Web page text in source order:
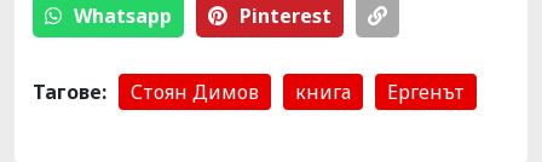
Whatsapp Pinterest
Тагове: Стоян Димов книга Ергенът